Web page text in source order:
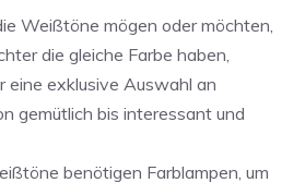
Weißtöne mögen oder möchten,
die gleiche Farbe haben,
eine exklusive Auswahl an
gemütlich bis interessant und
benötigen Farblampen, um